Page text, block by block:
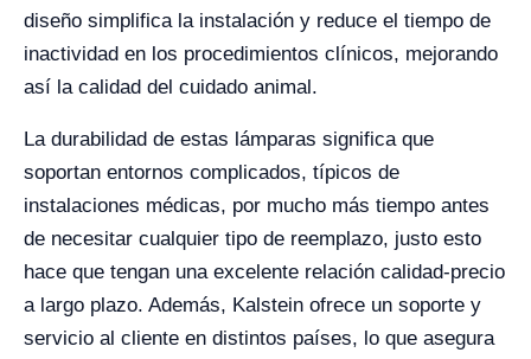
diseño simplifica la instalación y reduce el tiempo de
inactividad en los procedimientos clínicos, mejorando
así la calidad del cuidado animal.
La durabilidad de estas lámparas significa que
soportan entornos complicados, típicos de
instalaciones médicas, por mucho más tiempo antes
de necesitar cualquier tipo de reemplazo, justo esto
hace que tengan una excelente relación calidad-precio
a largo plazo. Además, Kalstein ofrece un soporte y
servicio al cliente en distintos países, lo que asegura